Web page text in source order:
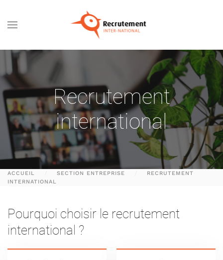
Passer au contenu principal
Recrutement
international
ACCUEIL SECTION ENTREPRISE
RECRUTEMENT
INTERNATIONAL
Pourquoi choisir le recrutement
international ?